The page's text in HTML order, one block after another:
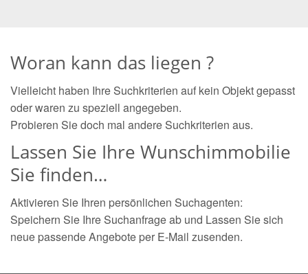
Woran kann das liegen ?
Vielleicht haben Ihre Suchkriterien auf kein Objekt gepasst
oder waren zu speziell angegeben.
Probieren Sie doch mal andere Suchkriterien aus.
Lassen Sie Ihre Wunschimmobilie
Sie finden…
Aktivieren Sie Ihren persönlichen Suchagenten:
Speichern Sie Ihre Suchanfrage ab und Lassen Sie sich
neue passende Angebote per E-Mail zusenden.